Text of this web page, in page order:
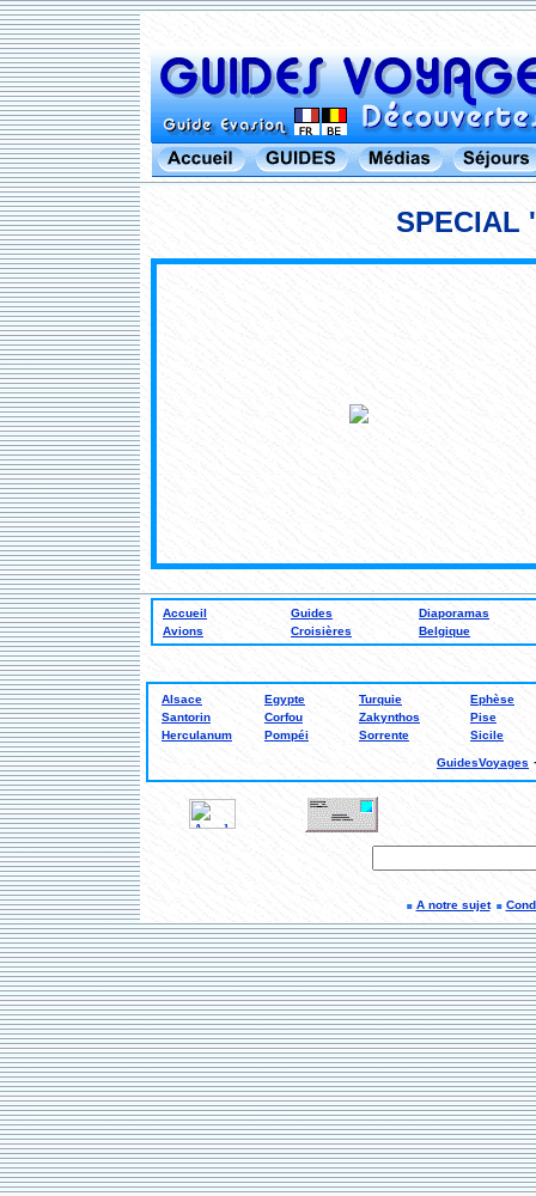
SPECIAL
Accueil Guides
Diaporamas
Avions
Croisières Belgique
Alsace Egypte Turquie
Ephèse
Santorin
Corfou Zakynthos
Pise
Herculanum
Pompéi Sorrente Sicile
GuidesVoyages
A notre sujet